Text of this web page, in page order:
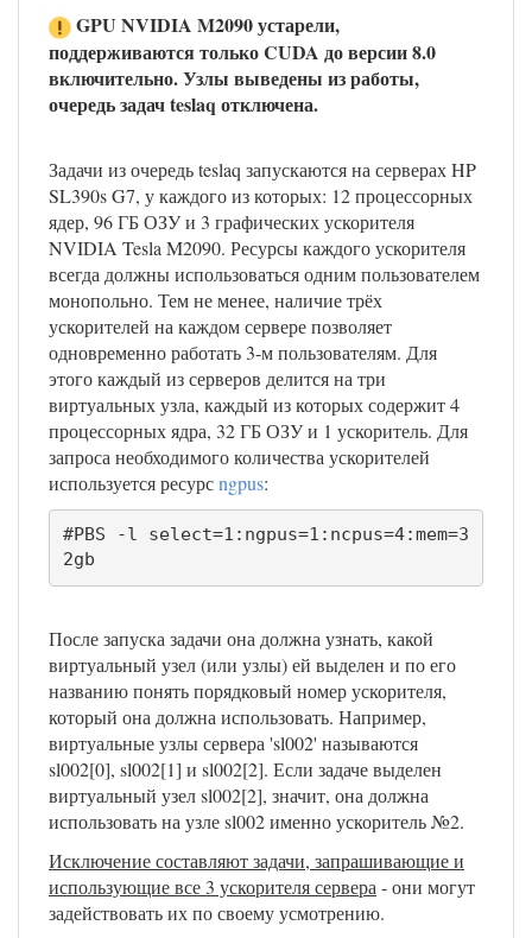
GPU NVIDIA M2090 устарели,
поддерживаются только CUDA до версии 8.0
включительно. Узлы выведены из работы,
очередь задач teslaq отключена.
Задачи из очередь teslaq запускаются на серверах HP
SL390s G7, у каждого из которых: 12 процессорных
ядер, 96 ГБ ОЗУ и 3 графических ускорителя
NVIDIA Tesla M2090. Ресурсы каждого ускорителя
всегда должны использоваться одним пользователем
монопольно. Тем не менее, наличие трёх
ускорителей на каждом сервере позволяет
одновременно работать 3-м пользователям. Для
этого каждый из серверов делится на три
виртуальных узла, каждый из которых содержит 4
процессорных ядра, 32 ГБ ОЗУ и 1 ускоритель. Для
запроса необходимого количества ускорителей
используется ресурсngpus:
#PBS -l select=1:ngpus=1:ncpus=4:mem=3
2gb
После запуска задачи она должна узнать, какой
виртуальный узел (или узлы) ей выделен и по его
названию понять порядковый номер ускорителя,
который она должна использовать. Например,
виртуальные узлы сервера 'sl002' называются
sl002[0], sl002[1] и sl002[2]. Если задаче выделен
виртуальный узел sl002[2], значит, она должна
использовать на узле sl002 именно ускоритель №2.
Исключение составляют задачи, запрашивающие и
использующие все 3 ускорителя сервера- они могут
задействовать их по своему усмотрению.